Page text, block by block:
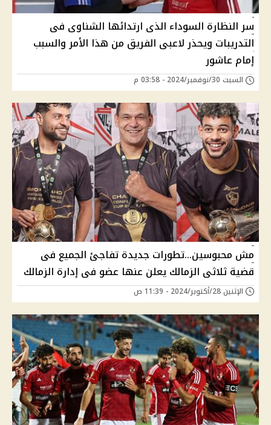
سر النظارة السوداء الذى ارتدائها الشناوى فى
التدريبات ويحذر لاعبى الفريق من هذا الأمر والسبب
إمام عاشور
السبت 30/نوفمبر/2024 - 03:58 م
مش محبوسين...تطورات جديدة تفاجئ الجميع فى
قضية ثلاثى الزمالك يعلن عنها عضو فى إدارة الزمالك
الإثنين 28/أكتوبر/2024 - 11:39 ص